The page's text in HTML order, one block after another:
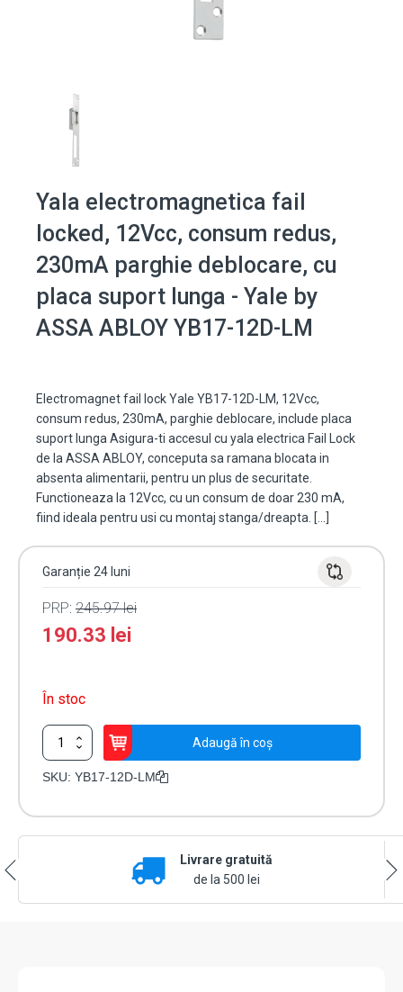
Yala electromagnetica fail
locked, 12Vcc, consum redus,
230mA parghie deblocare, cu
placa suport lunga - Yale by
ASSA ABLOY YB17-12D-LM
Electromagnet fail lock Yale YB17-12D-LM, 12Vcc,
consum redus, 230mA, parghie deblocare, include placa
suport lunga Asigura-ti accesul cu yala electrica Fail Lock
de la ASSA ABLOY, conceputa sa ramana blocata in
absenta alimentarii, pentru un plus de securitate.
Functioneaza la 12Vcc, cu un consum de doar 230 mA,
fiind ideala pentru usi cu montaj stanga/dreapta. […]
Garanție 24 luni
PRP: 245.97lei
190.33 lei
În stoc
Cantitate
Yala
electromagnetica
Adaugă în coș
SKU: YB17-12D-LM
Livrare gratuită
de la 500 lei